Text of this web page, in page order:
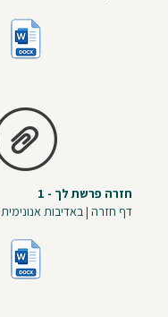
חזרה פרשת לך - 1
דף חזרה | באדיבות אנונימית